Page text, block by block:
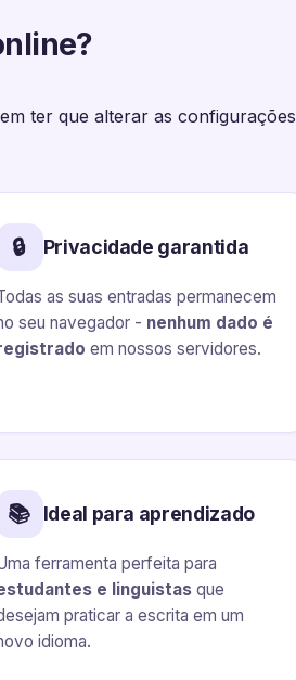
ter que alterar as configurações
🔒 Privacidade garantida
as suas entradas permanecem
seu navegador - nenhum dado é
em nossos servidores.
📚 Ideal para aprendizado
ferramenta perfeita para
e linguistasque
praticar a escrita em um
idioma.